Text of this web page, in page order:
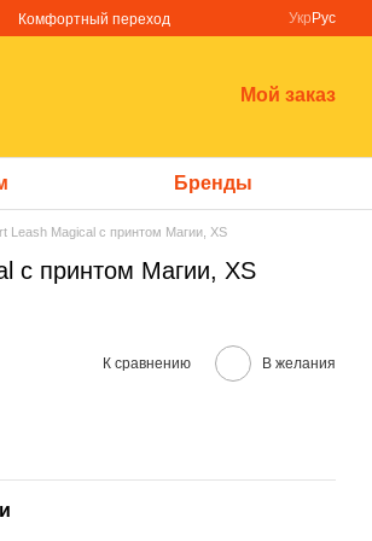
Комфортный переход
Укр Рус
Мой заказ
Бренды
Leash Magical с принтом Магии, XS
с принтом Магии, XS
К сравнению В желания